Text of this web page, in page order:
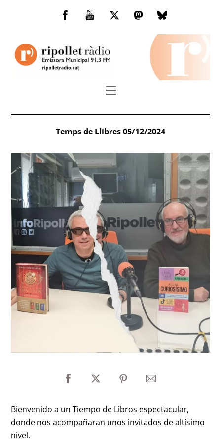
Facebook
You
TwitterMastodonBluesky
Menu
Temps de Llibres 05/12/2024
Bienvenido a un Tiempo de Libros espectacular,
donde nos acompañaran unos invitados de altísimo
nivel.